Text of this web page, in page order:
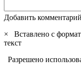
Добавить
×
Вставлено с
текст
Разрешено